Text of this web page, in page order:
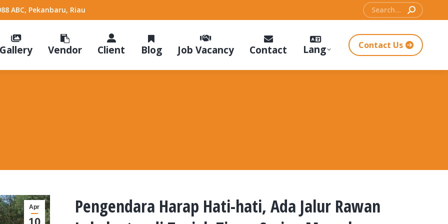
ABC, Pekanbaru, Riau Search:
Gallery Vendor Client Blog Job Vacancy Contact Lang Contact Us
Apr
Pengendara Harap Hati-hati, Ada Jalur Rawan